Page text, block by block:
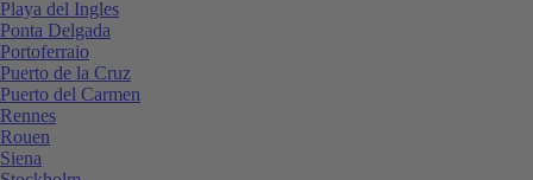
Playa del Ingles
Ponta Delgada
Portoferraio
Puerto de la Cruz
Puerto del Carmen
Rennes
Rouen
Siena